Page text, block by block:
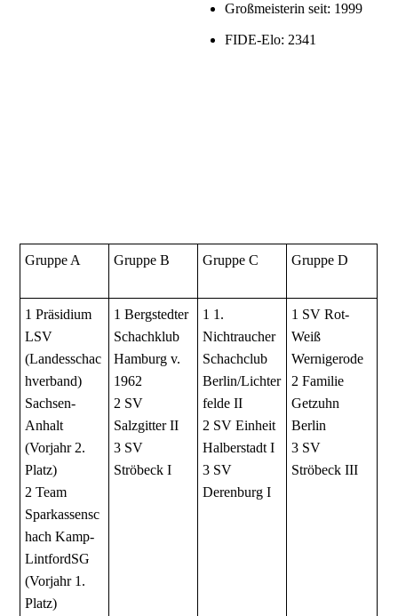
Großmeisterin seit: 1999
FIDE-Elo: 2341
Gruppe A Gruppe B Gruppe C Gruppe D
1 Präsidium
LSV
(Landesschac
hverband)
Sachsen-
Anhalt
(Vorjahr 2.
Platz)
2 Team
Sparkassensc
hach Kamp-
LintfordSG
(Vorjahr 1.
Platz)
1 Bergstedter
Schachklub
Hamburg v.
1962
2 SV
Salzgitter II
3 SV
Ströbeck I
1 1.
Nichtraucher
Schachclub
Berlin/Lichter
felde II
2 SV Einheit
Halberstadt I
3 SV
Derenburg I
1 SV Rot-
Weiß
Wernigerode
2 Familie
Getzuhn
Berlin
3 SV
Ströbeck III